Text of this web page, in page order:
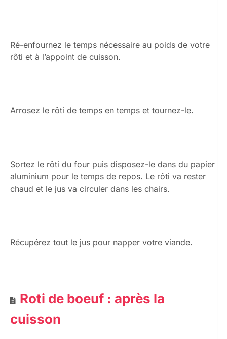
Ré-enfournez le temps nécessaire au poids de votre
rôti et à l’appoint de cuisson.
Arrosez le rôti de temps en temps et tournez-le.
Sortez le rôti du four puis disposez-le dans du papier
aluminium pour le temps de repos. Le rôti va rester
chaud et le jus va circuler dans les chairs.
Récupérez tout le jus pour napper votre viande.
Roti de boeuf : après la
cuisson